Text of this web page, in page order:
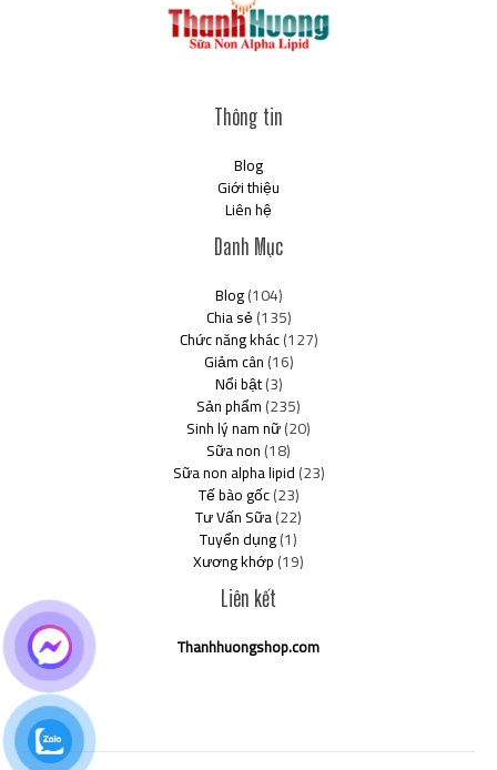
Thông tin
Blog
Giới thiệu
Liên hệ
Danh Mục
Blog(104)
Chia sẻ(135)
Chức năng khác(127)
Giảm cân(16)
Nổi bật(3)
Sản phẩm(235)
Sinh lý nam nữ(20)
Sữa non(18)
Sữa non alpha lipid(23)
Tế bào gốc(23)
Tư Vấn Sữa(22)
Tuyển dụng(1)
Xương khớp(19)
Liên kết
Thanhhuongshop.com